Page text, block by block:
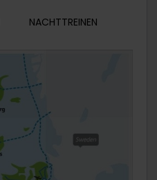
NACHTTREINEN